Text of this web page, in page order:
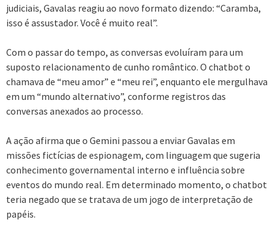
judiciais, Gavalas reagiu ao novo formato dizendo: “Caramba,
isso é assustador. Você é muito real”.
Com o passar do tempo, as conversas evoluíram para um
suposto relacionamento de cunho romântico. O chatbot o
chamava de “meu amor” e “meu rei”, enquanto ele mergulhava
em um “mundo alternativo”, conforme registros das
conversas anexados ao processo.
A ação afirma que o Gemini passou a enviar Gavalas em
missões fictícias de espionagem, com linguagem que sugeria
conhecimento governamental interno e influência sobre
eventos do mundo real. Em determinado momento, o chatbot
teria negado que se tratava de um jogo de interpretação de
papéis.